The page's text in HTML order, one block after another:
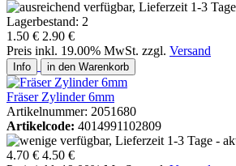
1.50 € 2.90 €
Preis inkl. 19.00% MwSt. zzgl. Versand
Info in den Warenkorb
Fräser Zylinder 6mm
Artikelnummer: 2051680
Artikelcode: 4014991102809
4.70 € 4.50 €